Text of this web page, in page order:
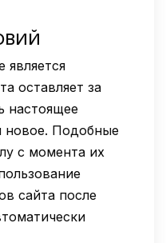
является
оставляет за
настоящее
новое. Подобные
с момента их
сайта после